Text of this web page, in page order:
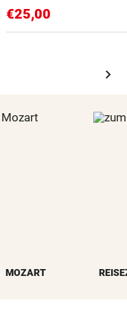
€25,00
chevron_right
MOZART